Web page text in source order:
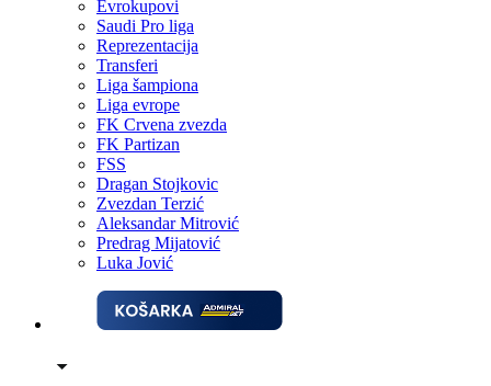
Evrokupovi
Saudi Pro liga
Reprezentacija
Transferi
Liga šampiona
Liga evrope
FK Crvena zvezda
FK Partizan
FSS
Dragan Stojkovic
Zvezdan Terzić
Aleksandar Mitrović
Predrag Mijatović
Luka Jović